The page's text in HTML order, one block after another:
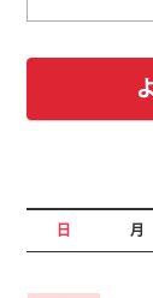
日 月